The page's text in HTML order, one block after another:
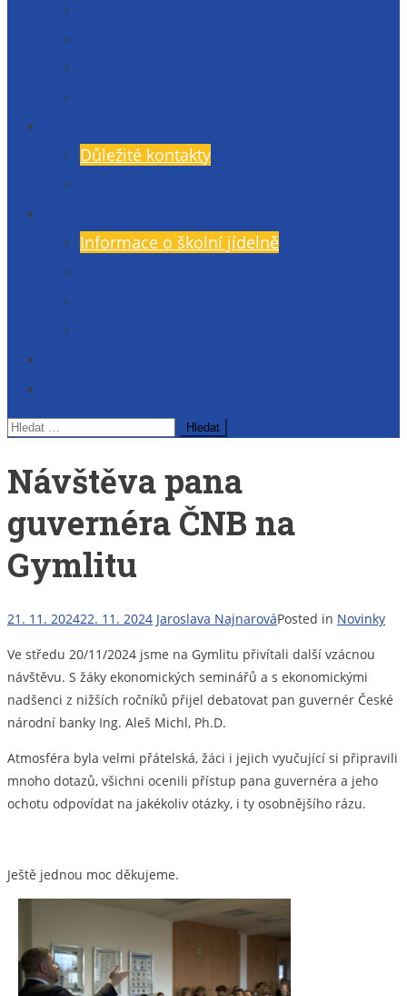
Důležité kontakty
Informace o školní jídelně
Vyhledávání
Návštěva pana
guvernéra ČNB na
Gymlitu
21. 11. 202422. 11. 2024 Jaroslava NajnarováPosted in Novinky
Ve středu 20/11/2024 jsme na Gymlitu přivítali další vzácnou
návštěvu. S žáky ekonomických seminářů a s ekonomickými
nadšenci z nižších ročníků přijel debatovat pan guvernér České
národní banky Ing. Aleš Michl, Ph.D.
Atmosféra byla velmi přátelská, žáci i jejich vyučující si připravili
mnoho dotazů, všichni ocenili přístup pana guvernéra a jeho
ochotu odpovídat na jakékoliv otázky, i ty osobnějšího rázu.
Ještě jednou moc děkujeme.